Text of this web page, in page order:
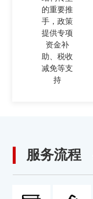
的重要推
手，政策
提供专项
资金补
助、税收
减免等支
持
服务流程